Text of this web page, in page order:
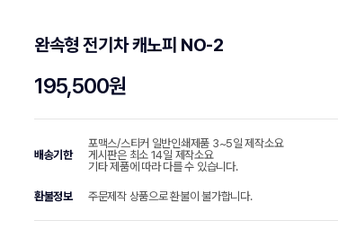
완속형 전기차 캐노피 NO-2
195,500원
배송기한
포맥스/스티커 일반인쇄제품 3~5일 제작소요
게시판은 최소 14일 제작소요
기타 제품에 따라 다를 수 있습니다.
환불정보 주문제작 상품으로 환불이 불가합니다.